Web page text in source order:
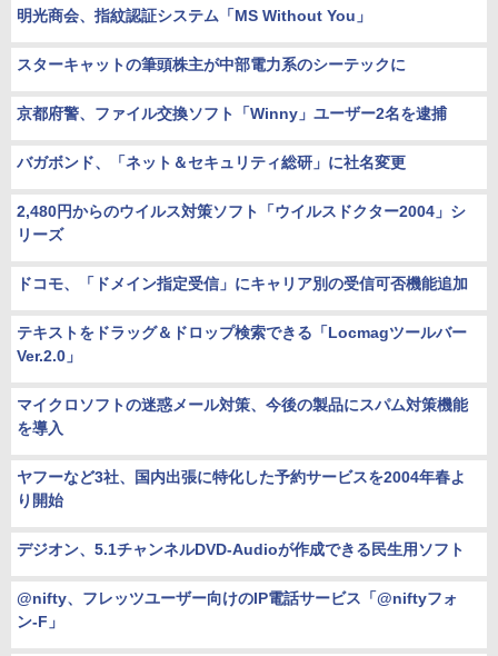
明光商会、指紋認証システム「MS Without You」
スターキャットの筆頭株主が中部電力系のシーテックに
京都府警、ファイル交換ソフト「Winny」ユーザー2名を逮捕
バガボンド、「ネット＆セキュリティ総研」に社名変更
2,480円からのウイルス対策ソフト「ウイルスドクター2004」シ
リーズ
ドコモ、「ドメイン指定受信」にキャリア別の受信可否機能追加
テキストをドラッグ＆ドロップ検索できる「Locmagツールバー
Ver.2.0」
マイクロソフトの迷惑メール対策、今後の製品にスパム対策機能
を導入
ヤフーなど3社、国内出張に特化した予約サービスを2004年春よ
り開始
デジオン、5.1チャンネルDVD-Audioが作成できる民生用ソフト
@nifty、フレッツユーザー向けのIP電話サービス「@niftyフォ
ン-F」